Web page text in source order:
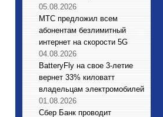
05.08.2026
МТС предложил всем
абонентам безлимитный
интернет на скорости 5G
04.08.2026
BatteryFly на свое 3-летие
вернет 33% киловатт
владельцам электромобилей
01.08.2026
Сбер Банк проводит